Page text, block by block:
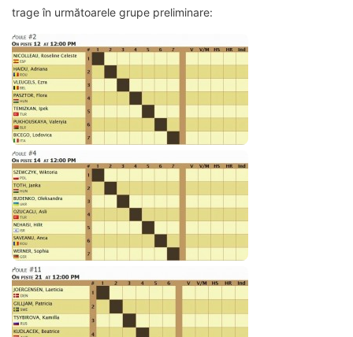
trage în următoarele grupe preliminare: